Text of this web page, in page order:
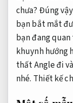
chưa? Đúng
bạn bắt mắt
bạn đang
khuynh hướng
thất Angle đi
nhé. Thiết kế